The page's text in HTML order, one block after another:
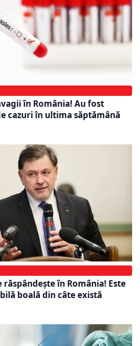
în România! Au fost
cazuri în ultima săptămână
în România! Este
boală din câte există